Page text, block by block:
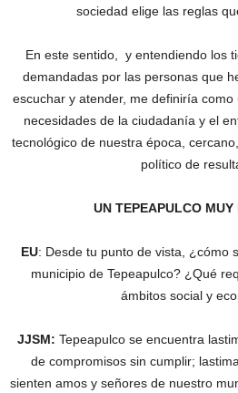
sociedad elige las reglas
En este sentido, y entendiendo los
demandadas por las personas que
escuchar y atender, me definiría
necesidades de la ciudadanía y el
tecnológico de nuestra época,
político de
UN TEPEAPULCO
EU: Desde tu punto de vista, ¿cómo
municipio de Tepeapulco? ¿Qué
ámbitos social y
JJSM: Tepeapulco se encuentra
de compromisos sin cumplir;
sienten amos y señores de nuestro